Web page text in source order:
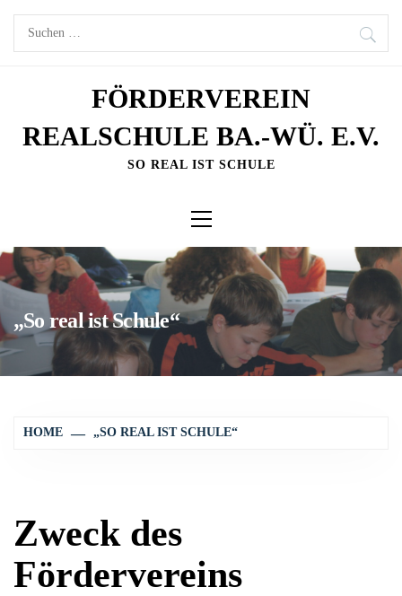
content
FÖRDERVEREIN
REALSCHULE BA.-WÜ. E.V.
SO REAL IST SCHULE
Menu
„So real ist Schule“
HOME „SO REAL IST SCHULE“
Zweck des
Fördervereins